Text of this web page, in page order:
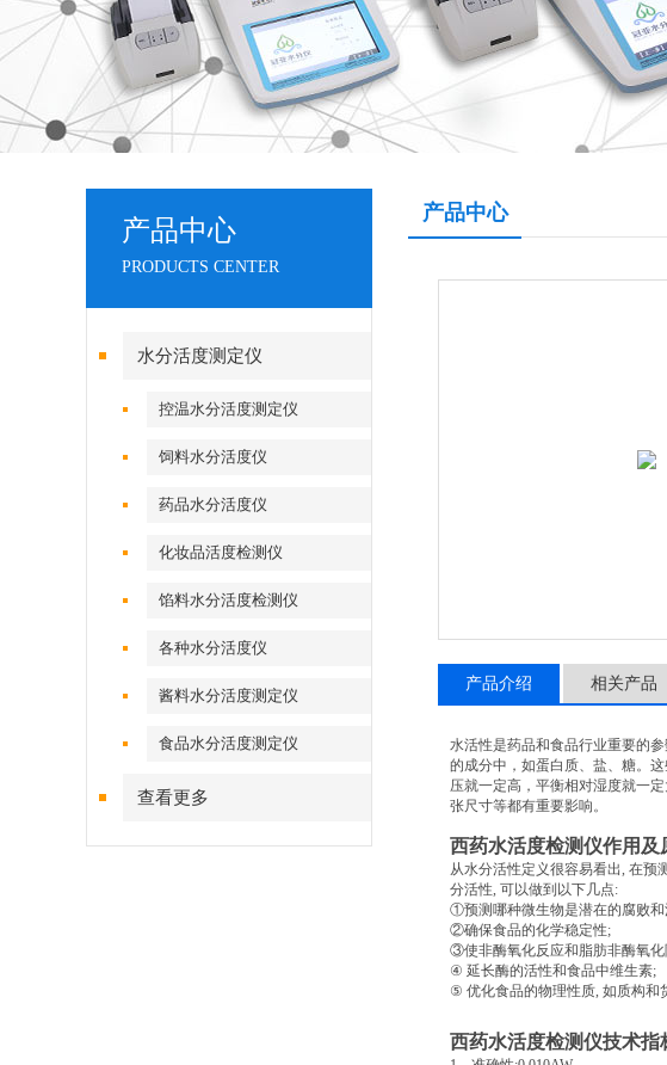
产品中心
PRODUCTS CENTER
水分活度测定仪
控温水分活度测定仪
饲料水分活度仪
药品水分活度仪
化妆品活度检测仪
馅料水分活度检测仪
各种水分活度仪
酱料水分活度测定仪
食品水分活度测定仪
查看更多
产品中心
产品介绍 相关产品
水活性是药品和食品行业重要的参
的成分中，如蛋白质、盐、糖。
压就一定高，平衡相对湿度就一
张尺寸等都有重要影响。
西药水活度检测仪作用及
从水分活性定义很容易看出, 在预
分活性, 可以做到以下几点:
①预测哪种微生物是潜在的腐败和
②确保食品的化学稳定性;
③使非酶氧化反应和脂肪非酶氧化
④ 延长酶的活性和食品中维生素;
⑤ 优化食品的物理性质, 如质构和
西药水活度检测仪技术指